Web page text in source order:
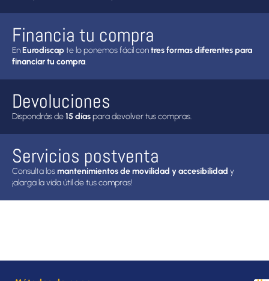
Financia tu compra
EnEurodiscapte lo ponemos fácil contres formas diferentes para
financiar tu compra.
Devoluciones
Dispondrás de15 díaspara devolver tus compras.
Servicios postventa
Consulta losmantenimientos de movilidad y accesibilidad y
¡alarga la vida útil de tus compras!